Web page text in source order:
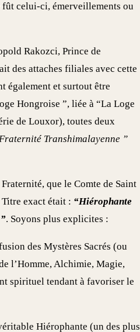
fût celui-ci, émerveillements ou
Rakozci, Prince de
des attaches filiales avec cette
également et surtout être
Hongroise ”, liée à “La Loge
de Louxor), toutes deux
Transhimalayenne ”
que le Comte de Saint
exact était : “Hiérophante
. Soyons plus explicites :
des Mystères Sacrés (ou
l’Homme, Alchimie, Magie,
spirituel tendant à favoriser le
Hiérophante (un des plus